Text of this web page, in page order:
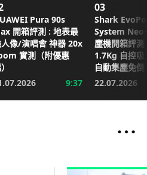
Pura 90s
開箱評測 : 地表最
像/演唱會 神器 20x
實測（附優惠
9:37
03
Shark
System
塵機開箱評
1.7Kg 自控吸
自動集塵免倒
22.07.2026